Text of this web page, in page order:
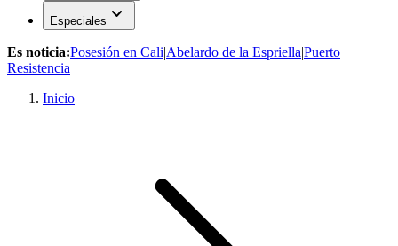
Especiales expand_more
Es noticia:Posesión en Cali|Abelardo de la Espriella|Puerto
Resistencia
Inicio